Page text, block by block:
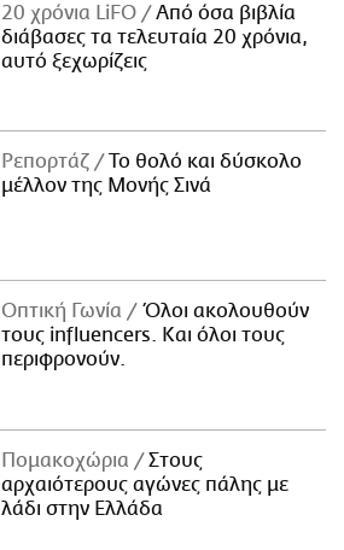
20 χρόνια LiFO
Από όσα βιβλία
διάβασες τα τελευταία 20 χρόνια,
αυτό ξεχωρίζεις
Ρεπορτάζ
Το θολό και δύσκολο
μέλλον της Μονής Σινά
Οπτική Γωνία
Όλοι ακολουθούν
τους influencers. Και όλοι τους
περιφρονούν.
Πομακοχώρια
Στους
αρχαιότερους αγώνες πάλης με
λάδι στην Ελλάδα